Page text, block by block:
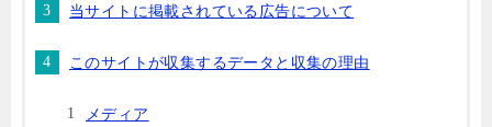
当サイトに掲載されている広告について
このサイトが収集するデータと収集の理由
メディア